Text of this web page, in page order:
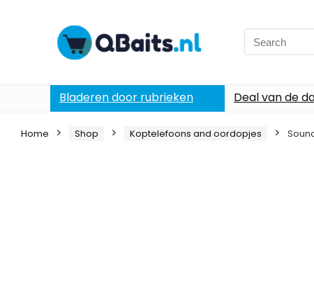
Search
for:
Bladeren door rubrieken Deal van de
Home Shop Koptelefoons and oordopjes